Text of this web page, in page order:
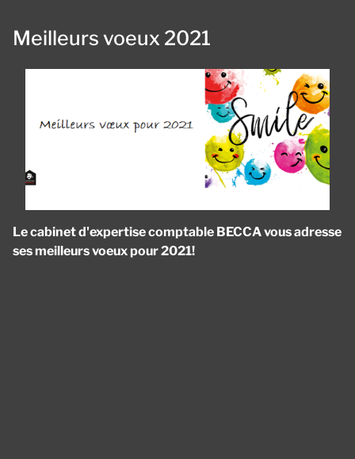
Meilleurs voeux 2021
Le cabinet d'expertise comptable BECCA vous adresse
ses meilleurs voeux pour 2021!